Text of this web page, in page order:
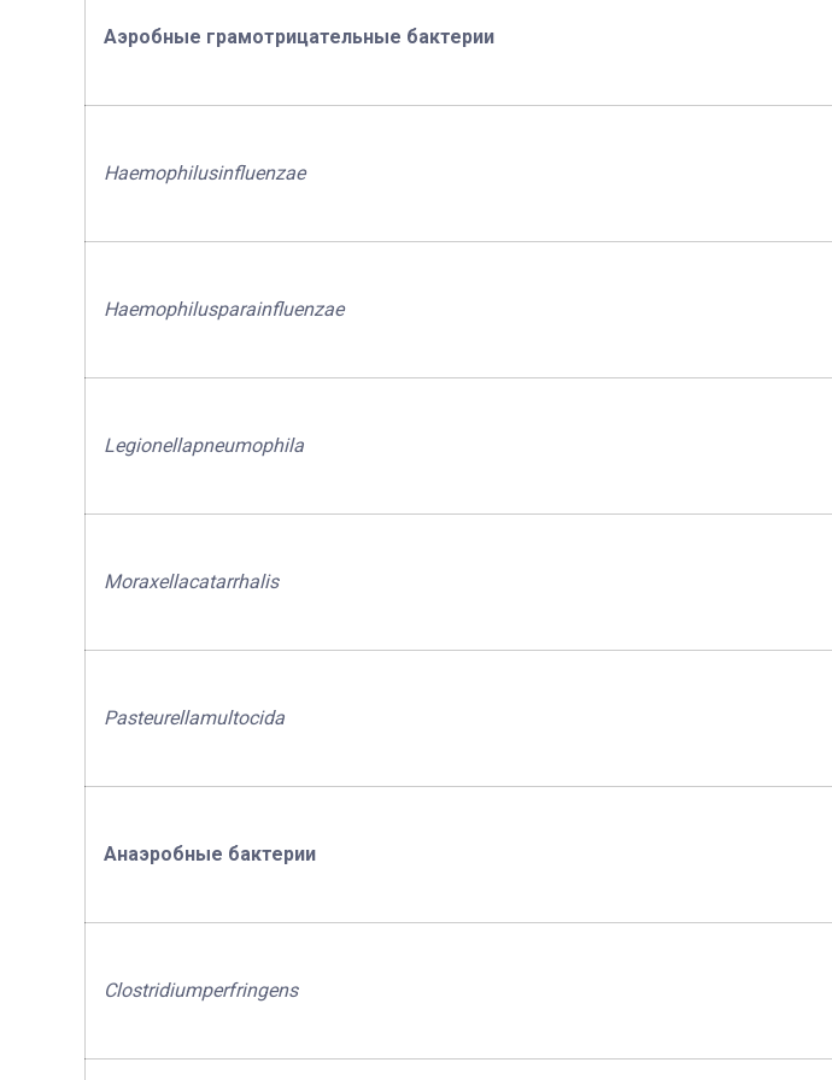
Аэробные грамотрицательные бактерии
Haemophilusinfluenzaе
Haemophilusparainfluenzae
Legionellapneumophila
Moraxellacatarrhalis
Pasteurellamultocida
Анаэробные бактерии
Сlostridiumperfringens